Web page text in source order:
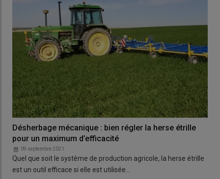
Désherbage mécanique : bien régler la herse étrille
pour un maximum d’efficacité
09 septembre 2021
Quel que soit le système de production agricole, la herse étrille
est un outil efficace si elle est utilisée…